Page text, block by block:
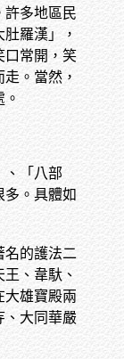
許多地區民
羅漢」，
口常開，笑
。當然，
。
、「八部
多。具體如
名的護法二
、韋馱、
大雄寶殿兩
、大同華嚴